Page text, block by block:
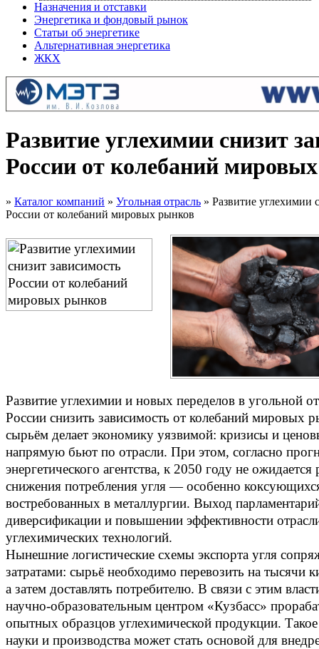
Назначения и отставки
Энергетика и фондовый рынок
Статьи об энергетике
Альтернативная энергетика
ЖКХ
Развитие углехимии снизит
России от колебаний
» Каталог компаний » Угольная отрасль » Развитие углехимии
России от колебаний мировых рынков
Развитие углехимии и новых переделов в угольной
России снизить зависимость от колебаний мировых
сырьём делает экономику уязвимой: кризисы и
напрямую бьют по отрасли. При этом, согласно
энергетического агентства, к 2050 году не ожидается
снижения потребления угля — особенно
востребованных в металлургии. Выход
диверсификации и повышении эффективности
углехимических технологий.
Нынешние логистические схемы экспорта угля
затратами: сырьё необходимо перевозить на тысячи
а затем доставлять потребителю. В связи с этим
научно‑образовательным центром «Кузбасс»
опытных образцов углехимической продукции. Такое
науки и производства может стать основой для